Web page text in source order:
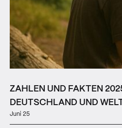
ZAHLEN UND FAKTEN
DEUTSCHLAND UND
Juni 25